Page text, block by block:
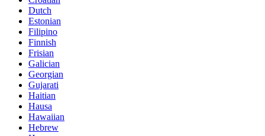
Dutch
Estonian
Filipino
Finnish
Frisian
Galician
Georgian
Gujarati
Haitian
Hausa
Hawaiian
Hebrew